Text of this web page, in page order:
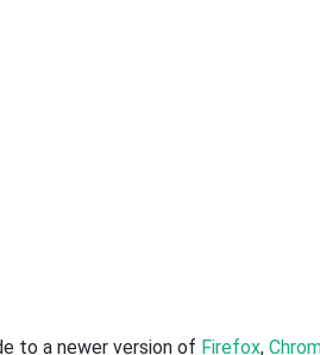
to a newer version of Firefox,